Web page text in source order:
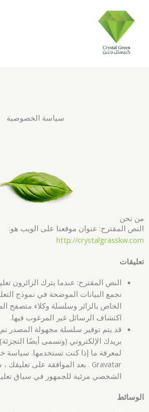
المحتوى
سياسة الخصوصية
من نحن
النص المقترح: عنوان موقعنا على الويب هو:
http://crystalgrasskw.com
تعليقات
النص المقترح: عندما يترك الزائرون
الخاص بالزائر وسلسلة وكلاء متصفح
اكتشاف الرسائل غير المرغوب فيها.
قد يتم توفير سلسلة مجهولة المصدر
لمعرفة ما إذا كنت تستخدمها. سياسة
Gravatar .
بعد الموافقة على
الشخصي مرئية للجمهور في سياق
الوسائط